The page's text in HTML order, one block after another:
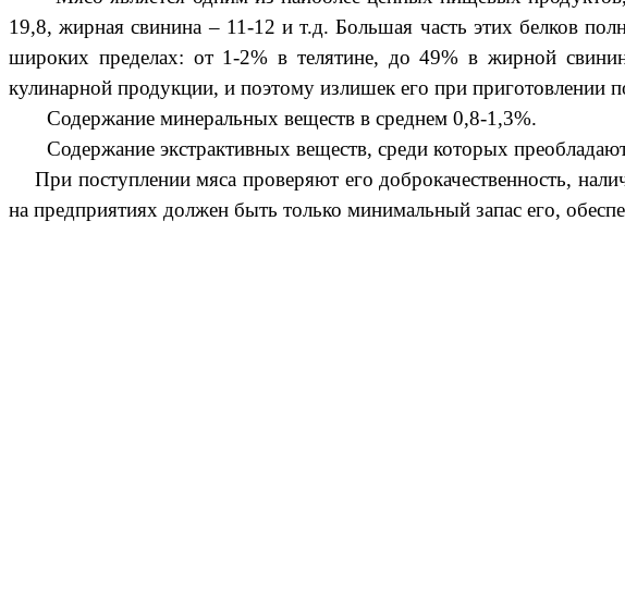
19,8, жирная свинина – 11-12 и т.д. Большая часть этих белков
широких пределах: от 1-2% в телятине, до 49% в жирной
кулинарной продукции, и поэтому излишек его при приготовлении
Содержание минеральных веществ в среднем 0,8-1,3%.
Содержание экстрактивных веществ, среди которых
При поступлении мяса проверяют его доброкачественность,
на предприятиях должен быть только минимальный запас его,